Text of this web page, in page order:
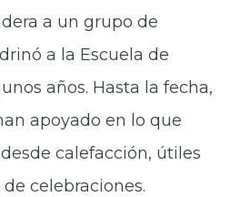
a un grupo de
a la Escuela de
años. Hasta la fecha,
apoyado en lo que
calefacción, útiles
celebraciones.